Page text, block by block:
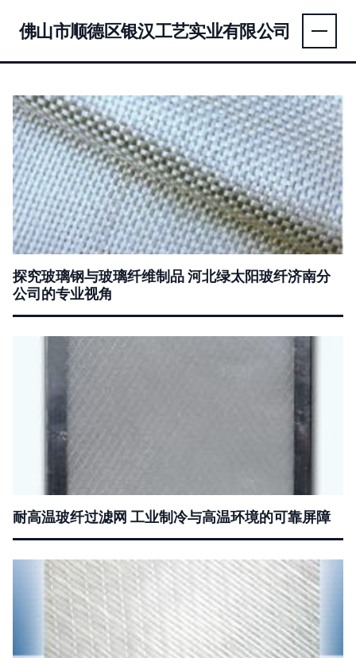
佛山市顺德区银汉工艺实业有限公司
探究玻璃钢与玻璃纤维制品 河北绿太阳玻纤济南分
公司的专业视角
耐高温玻纤过滤网 工业制冷与高温环境的可靠屏障